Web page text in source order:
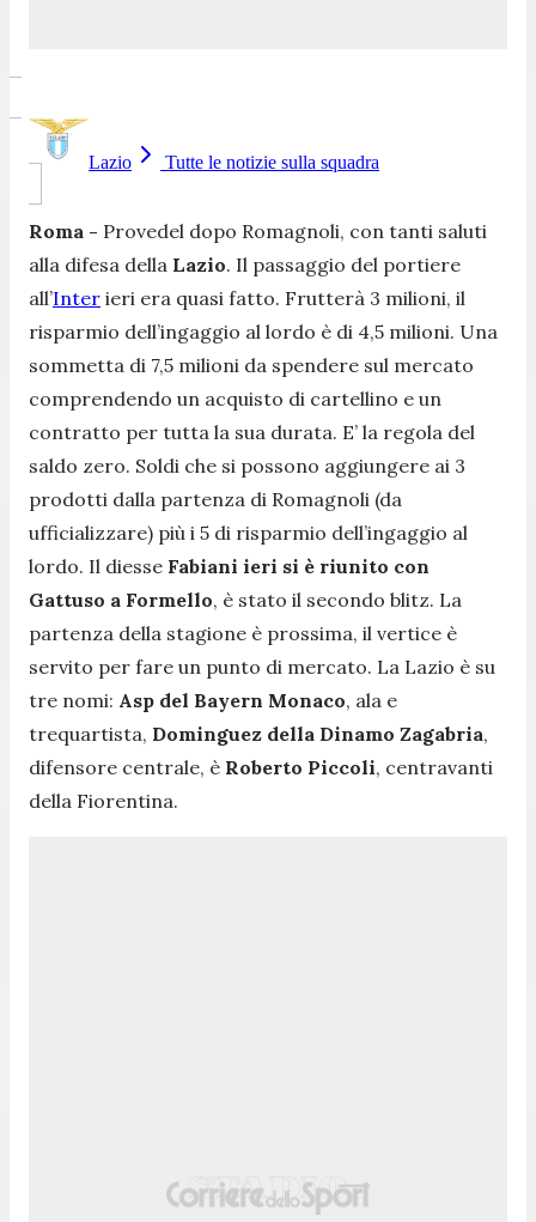
Lazio Tutte le notizie sulla squadra
Roma - Provedel dopo Romagnoli, con tanti saluti
alla difesa della Lazio. Il passaggio del portiere
all’Inter ieri era quasi fatto. Frutterà 3 milioni, il
risparmio dell’ingaggio al lordo è di 4,5 milioni. Una
sommetta di 7,5 milioni da spendere sul mercato
comprendendo un acquisto di cartellino e un
contratto per tutta la sua durata. E’ la regola del
saldo zero. Soldi che si possono aggiungere ai 3
prodotti dalla partenza di Romagnoli (da
ufficializzare) più i 5 di risparmio dell’ingaggio al
lordo. Il diesse Fabiani ieri si è riunito con
Gattuso a Formello, è stato il secondo blitz. La
partenza della stagione è prossima, il vertice è
servito per fare un punto di mercato. La Lazio è su
tre nomi: Asp del Bayern Monaco, ala e
trequartista, Dominguez della Dinamo Zagabria,
difensore centrale, è Roberto Piccoli, centravanti
della Fiorentina.